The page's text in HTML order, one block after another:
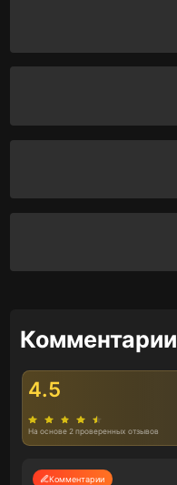
Комментарии
4.5
На основе 2 проверенных отзывов
Комментарии